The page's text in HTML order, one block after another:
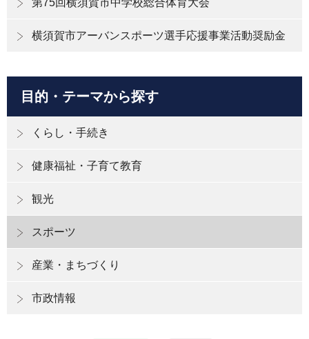
第75回横須賀市中学校総合体育大会
横須賀市アーバンスポーツ選手応援事業活動奨励金
目的・テーマから探す
くらし・手続き
健康福祉・子育て教育
観光
スポーツ
産業・まちづくり
市政情報